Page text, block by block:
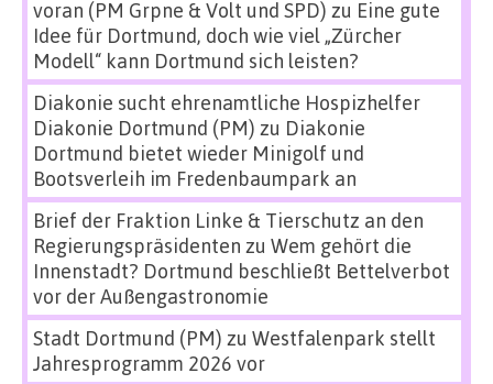
voran (PM Grpne & Volt und SPD) zu Eine gute
Idee für Dortmund, doch wie viel „Zürcher
Modell“ kann Dortmund sich leisten?
Diakonie sucht ehrenamtliche Hospizhelfer
Diakonie Dortmund (PM) zu Diakonie
Dortmund bietet wieder Minigolf und
Bootsverleih im Fredenbaumpark an
Brief der Fraktion Linke & Tierschutz an den
Regierungspräsidenten zu Wem gehört die
Innenstadt? Dortmund beschließt Bettelverbot
vor der Außengastronomie
Stadt Dortmund (PM) zu Westfalenpark stellt
Jahresprogramm 2026 vor